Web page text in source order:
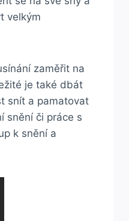
velkým
zaměřit na
je také dbát
snít a pamatovat
snění či práce s
k snění a